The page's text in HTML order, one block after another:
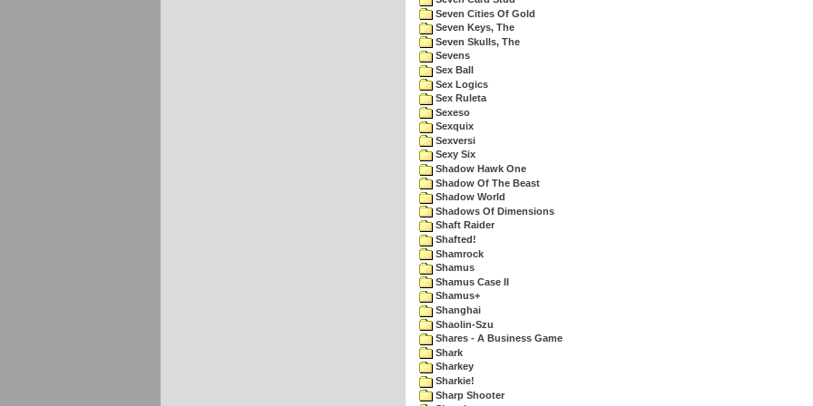
Seven Cities Of Gold
Seven Keys, The
Seven Skulls, The
Sevens
Sex Ball
Sex Logics
Sex Ruleta
Sexeso
Sexquix
Sexversi
Sexy Six
Shadow Hawk One
Shadow Of The Beast
Shadow World
Shadows Of Dimensions
Shaft Raider
Shafted!
Shamrock
Shamus
Shamus Case II
Shamus+
Shanghai
Shaolin-Szu
Shares - A Business Game
Shark
Sharkey
Sharkie!
Sharp Shooter